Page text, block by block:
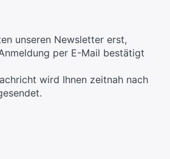
unseren Newsletter erst,
per E-Mail bestätigt
wird Ihnen zeitnah nach